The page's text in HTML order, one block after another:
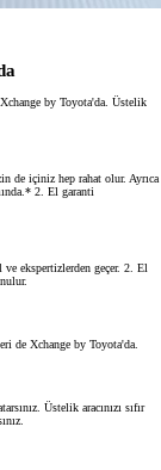
by Toyota'da. Üstelik
de içiniz hep rahat olur. Ayrıca
2. El garanti
ekspertizlerden geçer. 2. El
de Xchange by Toyota'da.
Üstelik aracınızı sıfır